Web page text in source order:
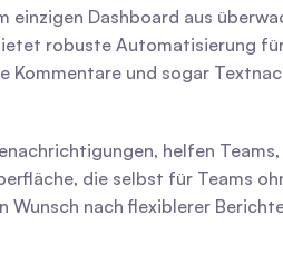
Dashboard aus
robuste Automatisierung
und sogar
helfen
die selbst für Teams
nach flexiblerer